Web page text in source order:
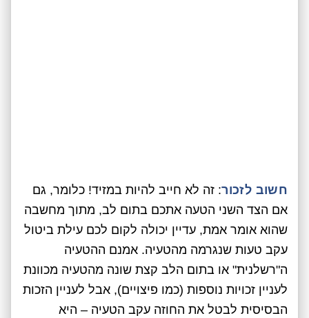
חשוב לזכור: זה לא חייב להיות במזיד! כלומר, גם
אם הצד השני הטעה אתכם בתום לב, מתוך מחשבה
שהוא אומר אמת, עדיין יכולה לקום לכם עילת ביטול
עקב טעות שנגרמה מהטעיה. אמנם ההטעיה
ה"רשלנית" או בתום הלב קצת שונה מהטעיה מכוונת
לעניין זכויות נוספות (כמו פיצויים), אבל לעניין הזכות
הבסיסית לבטל את החוזה עקב הטעיה – היא